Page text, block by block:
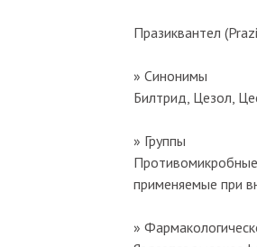
Празиквантел
» Синонимы
Билтрид, Цезол,
» Группы
Противомикробные
применяемые при
»